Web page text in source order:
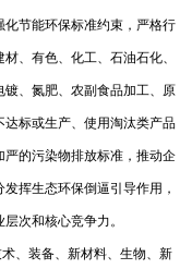
节能环保标准约束，严格行
、有色、化工、石油石化、
、氮肥、农副食品加工、原
标或生产、使用淘汰类产品
的污染物排放标准，推动企
挥生态环保倒逼引导作用，
次和核心竞争力。
、装备、新材料、生物、新